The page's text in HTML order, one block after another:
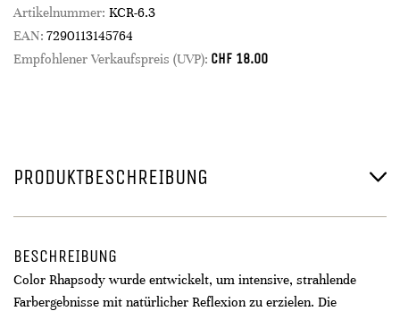
Artikelnummer: KCR-6.3
EAN: 7290113145764
Empfohlener Verkaufspreis (UVP): CHF 18.00
PRODUKTBESCHREIBUNG
BESCHREIBUNG
Color Rhapsody wurde entwickelt, um intensive, strahlende
Farbergebnisse mit natürlicher Reflexion zu erzielen. Die